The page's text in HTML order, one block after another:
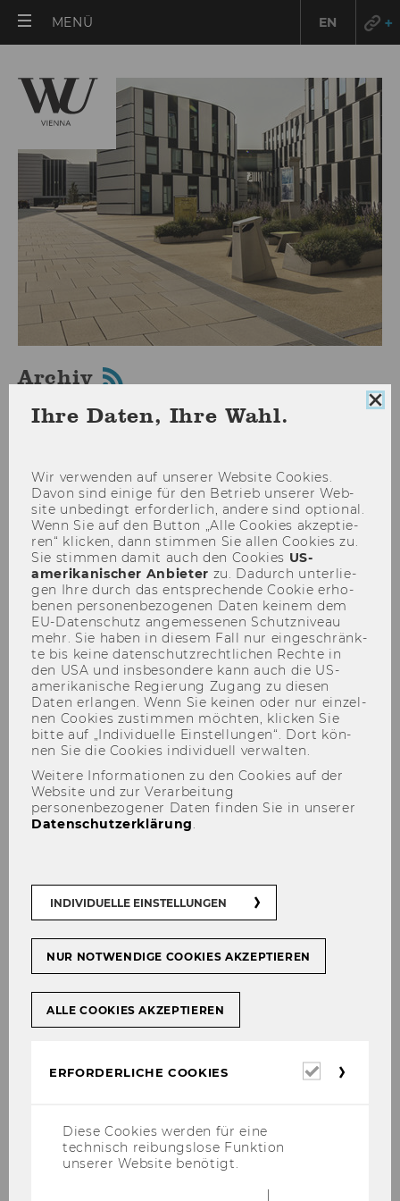
MENÜ EN
Archiv
02. Juni 2026
Wir gratulieren zur Professur!
Te­re­sa Weber hat mit 1. Juni die Uni­ver­si­täts­
pro­fes­sur für Öf­fent­li­ches Recht an der TU
Wien an­ge­tre­ten.
08. Mai 2026
die Weiterentwicklung der Demokratie in
Alle Wie­ner:innen sind ein­ge­la­den, sich vom
8.5. bis 30.6. on­line am Pro­jekt „Wie­ner De­mo­
Ihre Daten, Ihre Wahl.
Wir ver­wen­den auf un­se­rer Web­site Coo­kies.
Davon sind ei­ni­ge für den Be­trieb un­se­rer Web­
site un­be­dingt er­for­der­lich, an­de­re sind op­tio­nal.
Wenn Sie auf den But­ton „Alle Coo­kies ak­zep­tie­
ren“ kli­cken, dann stim­men Sie allen Coo­kies zu.
Sie stim­men damit auch den Coo­kies US-​
amerikanischer An­bie­ter zu. Da­durch un­ter­lie­
gen Ihre durch das ent­spre­chen­de Coo­kie er­ho­
be­nen per­so­nen­be­zo­ge­nen Daten kei­nem dem
EU-​Datenschutz an­ge­mes­se­nen Schutz­ni­veau
mehr. Sie haben in die­sem Fall nur ein­ge­schränk­
te bis keine da­ten­schutz­recht­li­chen Rech­te in
den USA und ins­be­son­de­re kann auch die US-​
amerikanische Re­gie­rung Zu­gang zu die­sen
Daten er­lan­gen. Wenn Sie kei­nen oder nur ein­zel­
nen Coo­kies zu­stim­men möch­ten, kli­cken Sie
bitte auf „In­di­vi­du­el­le Ein­stel­lun­gen“. Dort kön­
nen Sie die Coo­kies in­di­vi­du­ell ver­wal­ten.
Weitere Informationen zu den Cookies auf der
Website und zur Verarbeitung
personenbezogener Daten finden Sie in unserer
Datenschutzerklärung.
INDIVIDUELLE EINSTELLUNGEN
NUR NOTWENDIGE COOKIES AKZEPTIEREN
ALLE COOKIES AKZEPTIEREN
ERFORDERLICHE COOKIES
Diese Cookies werden für eine
technisch reibungslose Funktion
unserer Website benötigt.